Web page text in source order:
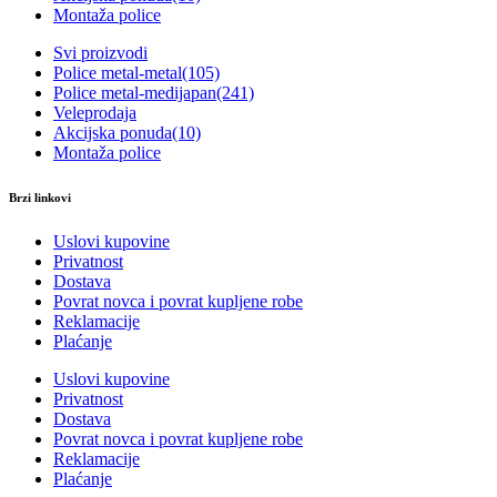
Montaža police
Svi proizvodi
Police metal-metal(105)
Police metal-medijapan(241)
Veleprodaja
Akcijska ponuda(10)
Montaža police
Brzi linkovi
Uslovi kupovine
Privatnost
Dostava
Povrat novca i povrat kupljene robe
Reklamacije
Plaćanje
Uslovi kupovine
Privatnost
Dostava
Povrat novca i povrat kupljene robe
Reklamacije
Plaćanje